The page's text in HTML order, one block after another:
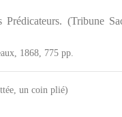
(Tribune
1868, 775 pp.
un coin plié)